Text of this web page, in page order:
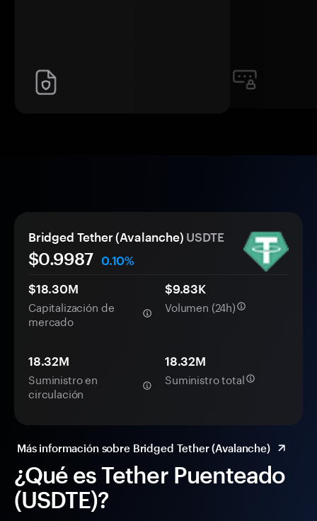
¿Qué es Tether Puenteado
(USDTE)?
Bridged Tether (Avalanche) USDTE
$0.9987
0.10%
$18.30M
Capitalización de
mercado
$9.83K
Volumen (24h)
18.32M
Suministro en
circulación
18.32M
Suministro total
Más información sobre Bridged Tether (Avalanche)